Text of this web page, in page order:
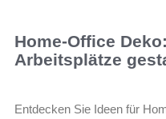
Home-Office
Arbeitsplätze
Entdecken Sie Ideen für